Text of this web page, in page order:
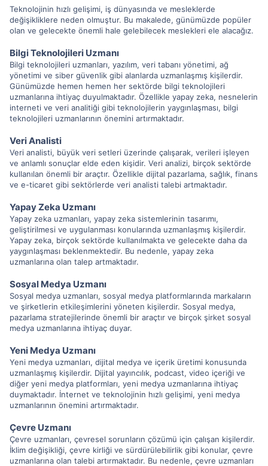
Teknolojinin hızlı gelişimi, iş dünyasında ve mesleklerde
değişikliklere neden olmuştur. Bu makalede, günümüzde popüler
olan ve gelecekte önemli hale gelebilecek meslekleri ele alacağız.
Bilgi Teknolojileri Uzmanı
Bilgi teknolojileri uzmanları, yazılım, veri tabanı yönetimi, ağ
yönetimi ve siber güvenlik gibi alanlarda uzmanlaşmış kişilerdir.
Günümüzde hemen hemen her sektörde bilgi teknolojileri
uzmanlarına ihtiyaç duyulmaktadır. Özellikle yapay zeka, nesnelerin
interneti ve veri analitiği gibi teknolojilerin yaygınlaşması, bilgi
teknolojileri uzmanlarının önemini artırmaktadır.
Veri Analisti
Veri analisti, büyük veri setleri üzerinde çalışarak, verileri işleyen
ve anlamlı sonuçlar elde eden kişidir. Veri analizi, birçok sektörde
kullanılan önemli bir araçtır. Özellikle dijital pazarlama, sağlık, finans
ve e-ticaret gibi sektörlerde veri analisti talebi artmaktadır.
Yapay Zeka Uzmanı
Yapay zeka uzmanları, yapay zeka sistemlerinin tasarımı,
geliştirilmesi ve uygulanması konularında uzmanlaşmış kişilerdir.
Yapay zeka, birçok sektörde kullanılmakta ve gelecekte daha da
yaygınlaşması beklenmektedir. Bu nedenle, yapay zeka
uzmanlarına olan talep artmaktadır.
Sosyal Medya Uzmanı
Sosyal medya uzmanları, sosyal medya platformlarında markaların
ve şirketlerin etkileşimlerini yöneten kişilerdir. Sosyal medya,
pazarlama stratejilerinde önemli bir araçtır ve birçok şirket sosyal
medya uzmanlarına ihtiyaç duyar.
Yeni Medya Uzmanı
Yeni medya uzmanları, dijital medya ve içerik üretimi konusunda
uzmanlaşmış kişilerdir. Dijital yayıncılık, podcast, video içeriği ve
diğer yeni medya platformları, yeni medya uzmanlarına ihtiyaç
duymaktadır. İnternet ve teknolojinin hızlı gelişimi, yeni medya
uzmanlarının önemini artırmaktadır.
Çevre Uzmanı
Çevre uzmanları, çevresel sorunların çözümü için çalışan kişilerdir.
İklim değişikliği, çevre kirliği ve sürdürülebilirlik gibi konular, çevre
uzmanlarına olan talebi artırmaktadır. Bu nedenle, çevre uzmanları